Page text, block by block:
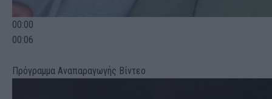
00:00
00:06
Πρόγραμμα Αναπαραγωγής Βίντεο